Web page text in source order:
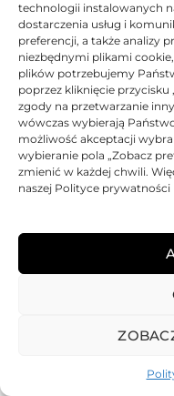
technologii instalowanych
dostarczenia usług i
preferencji, a także analizy
niezbędnymi plikami
plików potrzebujemy
poprzez kliknięcie przycisku
zgody na przetwarzanie
wówczas wybierają
możliwość akceptacji
wybieranie pola „Zobacz
zmienić w każdej chwili.
naszej Polityce prywatności
ALL RIGHTS